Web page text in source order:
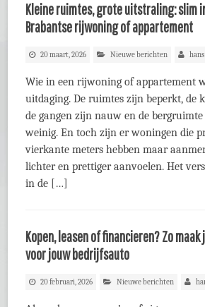
Kleine ruimtes, grote uitstraling: slim
Brabantse rijwoning of appartement
20 maart, 2026 Nieuwe berichten
Wie in een rijwoning of appartement
uitdaging. De ruimtes zijn beperkt, de
de gangen zijn nauw en de
weinig. En toch zijn er woningen die
vierkante meters hebben maar
lichter en prettiger aanvoelen. Het
in de […]
Kopen, leasen of financieren? Zo
voor jouw bedrijfsauto
20 februari, 2026 Nieuwe berichten